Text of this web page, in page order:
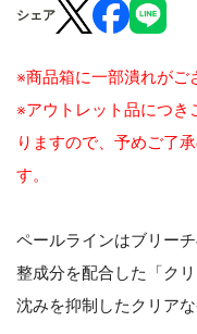
シェア
※商品箱に一部潰れがご
※アウトレット品につき
りますので、予めご了
す。
ペールラインはブリー
整成分を配合した「ク
沈みを抑制したクリアな